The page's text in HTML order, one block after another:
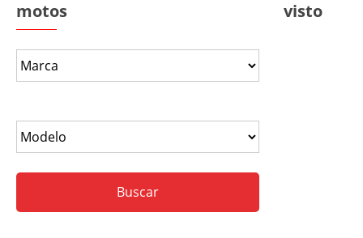
motos
visto